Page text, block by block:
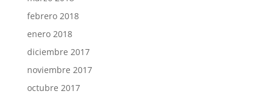
febrero 2018
enero 2018
diciembre 2017
noviembre 2017
octubre 2017